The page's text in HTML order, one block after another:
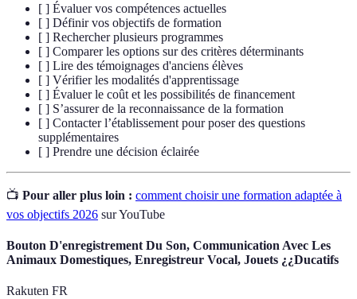
[ ] Évaluer vos compétences actuelles
[ ] Définir vos objectifs de formation
[ ] Rechercher plusieurs programmes
[ ] Comparer les options sur des critères déterminants
[ ] Lire des témoignages d'anciens élèves
[ ] Vérifier les modalités d'apprentissage
[ ] Évaluer le coût et les possibilités de financement
[ ] S’assurer de la reconnaissance de la formation
[ ] Contacter l’établissement pour poser des questions
supplémentaires
[ ] Prendre une décision éclairée
📺 Pour aller plus loin : comment choisir une formation adaptée à
vos objectifs 2026 sur YouTube
Bouton D'enregistrement Du Son, Communication Avec Les
Animaux Domestiques, Enregistreur Vocal, Jouets ¿¿Ducatifs
Rakuten FR